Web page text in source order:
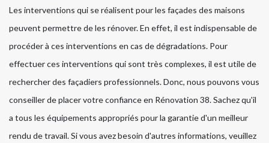
Les interventions qui se réalisent pour les façades des maisons
peuvent permettre de les rénover. En effet, il est indispensable de
procéder à ces interventions en cas de dégradations. Pour
effectuer ces interventions qui sont très complexes, il est utile de
rechercher des façadiers professionnels. Donc, nous pouvons vous
conseiller de placer votre confiance en Rénovation 38. Sachez qu'il
a tous les équipements appropriés pour la garantie d'un meilleur
rendu de travail. Si vous avez besoin d'autres informations, veuillez